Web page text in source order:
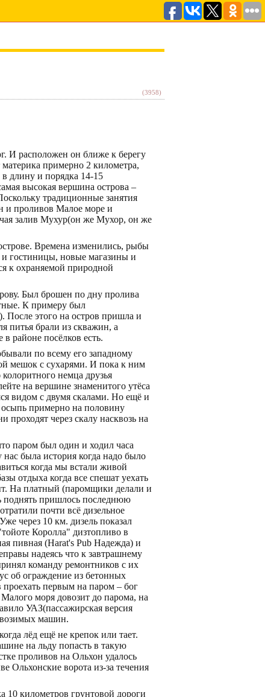
(3958)
И расположен он ближе к берегу
примерно 2 километра,
длину и порядка 14-15
высокая вершина острова –
традиционные занятия
и проливов Малое море и
залив Мухур(он же Мухор, он же
Времена изменились, рыбы
и гостиницы, новые магазины и
к охраняемой природной
Был брошен по дну пролива
К примеру был
После этого на остров пришла и
питья брали из скважин, а
районе посёлков есть.
по всему его западному
мешок с сухарями. И пока к ним
немца друзья
на вершине знаменитого утёса
видом с двумя скалами. Но ещё и
примерно на половину
через скалу насквозь на
паром был один и ходил часа
была история когда надо было
когда мы встали живой
отдыха когда все спешат уехать
На платный (паромщики делали и
поднять пришлось последнюю
почти всё дизельное
через 10 км. дизель показал
Королла" дизтопливо в
пивная (Harat's Pub Надежда) и
надеясь что к завтрашнему
команду ремонтников с их
об ограждение из бетонных
первым на паром – бог
моря довозит до парома, на
УАЗ(пассажирская версия
машин.
лёд ещё не крепок или тает.
на льду попасть в такую
проливов на Ольхон удалось
Ольхонские ворота из-за течения
10 километров грунтовой дороги